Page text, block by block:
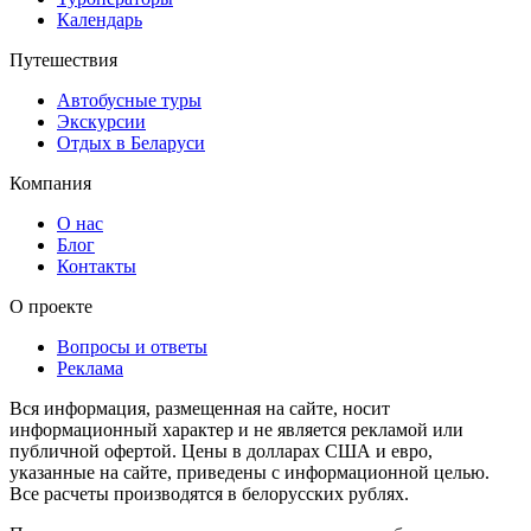
Календарь
Путешествия
Автобусные туры
Экскурсии
Отдых в Беларуси
Компания
О нас
Блог
Контакты
О проекте
Вопросы и ответы
Реклама
Вся информация, размещенная на сайте, носит
информационный характер и не является рекламой или
публичной офертой. Цены в долларах США и евро,
указанные на сайте, приведены с информационной целью.
Все расчеты производятся в белорусских рублях.